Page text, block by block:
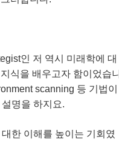
인 저 역시 미래학에 대
식을 배우고자 함이었습니
scanning 등 기법이
명을 하지요.
한 이해를 높이는 기회였